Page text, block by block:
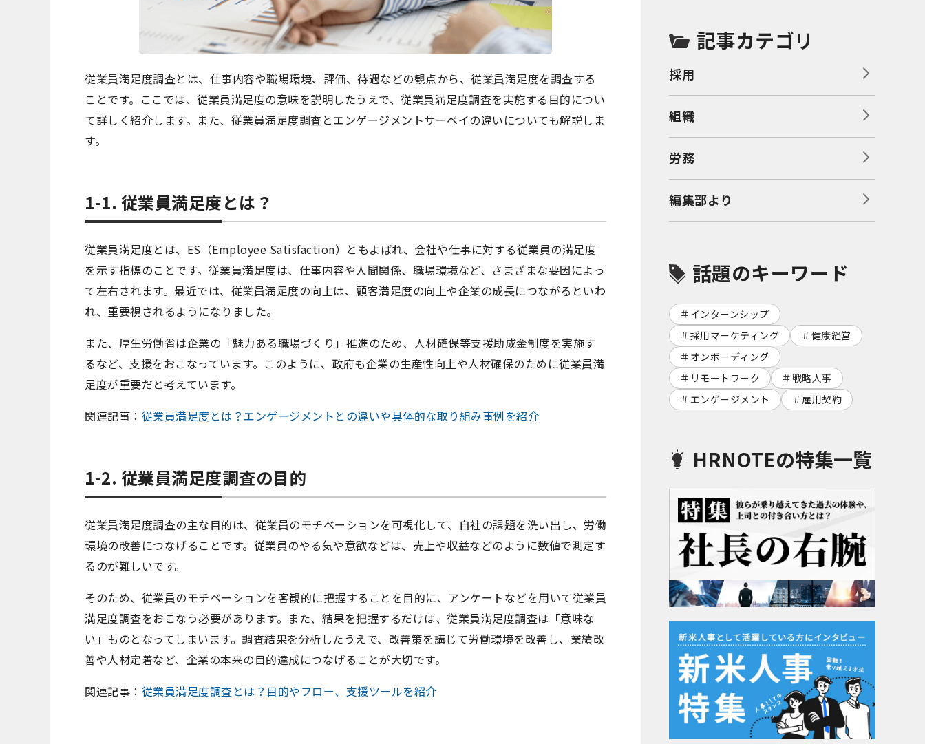
従業員満足度調査とは、仕事内容や職場環境、評価、待遇などの観点から、従業員満足度を調査する
ことです。ここでは、従業員満足度の意味を説明したうえで、従業員満足度調査を実施する目的につい
て詳しく紹介します。また、従業員満足度調査とエンゲージメントサーベイの違いについても解説しま
す。
1-1. 従業員満足度とは？
従業員満足度とは、ES（Employee Satisfaction）ともよばれ、会社や仕事に対する従業員の満足度
を示す指標のことです。従業員満足度は、仕事内容や人間関係、職場環境など、さまざまな要因によっ
て左右されます。最近では、従業員満足度の向上は、顧客満足度の向上や企業の成長につながるといわ
れ、重要視されるようになりました。
また、厚生労働省は企業の「魅力ある職場づくり」推進のため、人材確保等支援助成金制度を実施す
るなど、支援をおこなっています。このように、政府も企業の生産性向上や人材確保のために従業員満
足度が重要だと考えています。
関連記事： 従業員満足度とは？エンゲージメントとの違いや具体的な取り組み事例を紹介
1-2. 従業員満足度調査の目的
従業員満足度調査の主な目的は、従業員のモチベーションを可視化して、自社の課題を洗い出し、労働
環境の改善につなげることです。従業員のやる気や意欲などは、売上や収益などのように数値で測定す
るのが難しいです。
そのため、従業員のモチベーションを客観的に把握することを目的に、アンケートなどを用いて従業員
満足度調査をおこなう必要があります。また、結果を把握するだけは、従業員満足度調査は「意味な
い」ものとなってしまいます。調査結果を分析したうえで、改善策を講じて労働環境を改善し、業績改
善や人材定着など、企業の本来の目的達成につなげることが大切です。
関連記事： 従業員満足度調査とは？目的やフロー、支援ツールを紹介
記事カテゴリ
採用
組織
労務
編集部より
話題のキーワード
インターンシップ
採用マーケティング
健康経営
オンボーディング
リモートワーク
戦略人事
エンゲージメント
雇用契約
HRNOTEの特集一覧